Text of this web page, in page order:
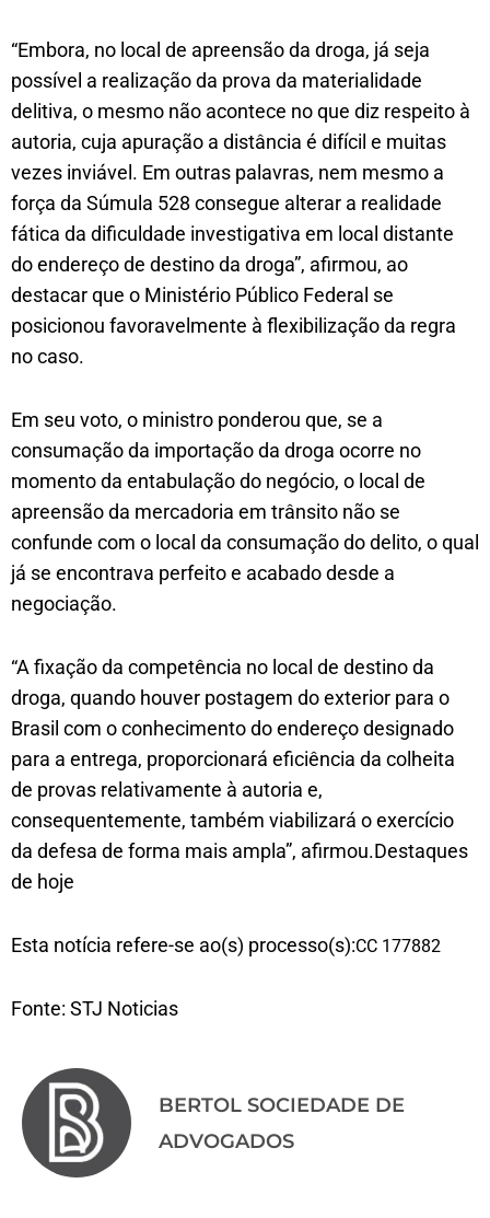
“Embora, no local de apreensão da droga, já seja
possível a realização da prova da materialidade
delitiva, o mesmo não acontece no que diz respeito à
autoria, cuja apuração a distância é difícil e muitas
vezes inviável. Em outras palavras, nem mesmo a
força da Súmula 528 consegue alterar a realidade
fática da dificuldade investigativa em local distante
do endereço de destino da droga”, afirmou, ao
destacar que o Ministério Público Federal se
posicionou favoravelmente à flexibilização da regra
no caso.
Em seu voto, o ministro ponderou que, se a
consumação da importação da droga ocorre no
momento da entabulação do negócio, o local de
apreensão da mercadoria em trânsito não se
confunde com o local da consumação do delito, o qual
já se encontrava perfeito e acabado desde a
negociação.
“A fixação da competência no local de destino da
droga, quando houver postagem do exterior para o
Brasil com o conhecimento do endereço designado
para a entrega, proporcionará eficiência da colheita
de provas relativamente à autoria e,
consequentemente, também viabilizará o exercício
da defesa de forma mais ampla”, afirmou.​Destaques
de hoje
Esta notícia refere-se ao(s) processo(s):CC 177882
Fonte: STJ Noticias
BERTOL SOCIEDADE DE
ADVOGADOS